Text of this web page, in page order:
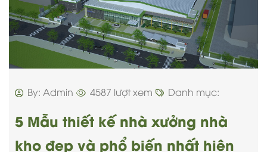
By: Admin 4587 lượt xem Danh mục:
5 Mẫu thiết kế nhà xưởng nhà
kho đẹp và phổ biến nhất hiện